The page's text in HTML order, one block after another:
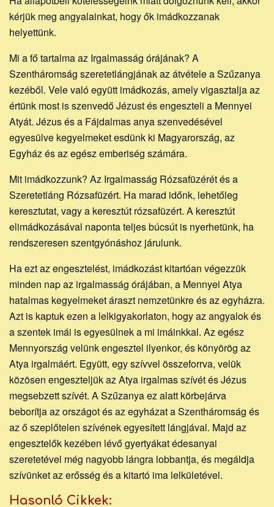
kérjük meg angyalainkat, hogy ők imádkozzanak
helyettünk.
Mi a fő tartalma az Irgalmasság órájának? A
Szentháromság szeretetlángjának az átvétele a Szűzanya
kezéből. Vele való együtt imádkozás, amely vigasztalja az
értünk most is szenvedő Jézust és engeszteli a Mennyei
Atyát. Jézus és a Fájdalmas anya szenvedésével
egyesülve kegyelmeket esdünk ki Magyarország, az
Egyház és az egész emberiség számára.
Mit imádkozzunk? Az Irgalmasság Rózsafüzérét és a
Szeretetláng Rózsafüzért. Ha marad időnk, lehetőleg
keresztutat, vagy a keresztút rózsafüzért. A keresztút
elimádkozásával naponta teljes búcsút is nyerhetünk, ha
rendszeresen szentgyónáshoz járulunk.
Ha ezt az engesztelést, imádkozást kitartóan végezzük
minden nap az irgalmasság órájában, a Mennyei Atya
hatalmas kegyelmeket áraszt nemzetünkre és az egyházra.
Azt is kaptuk ezen a lelkigyakorlaton, hogy az angyalok és
a szentek imái is egyesülnek a mi imáinkkal. Az egész
Mennyország velünk engesztel ilyenkor, és könyörög az
Atya irgalmáért. Együtt, egy szívvel összeforrva, velük
közösen engeszteljük az Atya irgalmas szívét és Jézus
megsebzett szívét. A Szűzanya ez alatt körbejárva
beborítja az országot és az egyházat a Szentháromság és
az ő szeplőtelen szívének egyesített lángjával. Majd az
engesztelők kezében lévő gyertyákat édesanyai
szeretetével még nagyobb lángra lobbantja, és megáldja
szívünket az erősség és a kitartó ima lelkületével.
Hasonló Cikkek: